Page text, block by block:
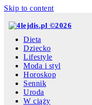
Skip to content
Dieta
Dziecko
Lifestyle
Moda i styl
Horoskop
Sennik
Uroda
W ciąży